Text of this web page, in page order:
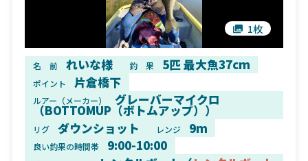
1枚
名 前 れいな様 釣 果 5匹 最大魚37cm
ポイント 片倉橋下
ルアー（メーカー） グレーバーマイクロ
（BOTTOMUP（ボトムアップ））
リグ ダウンショット レンジ 9m
良い釣果の時間帯 9:00-10:00